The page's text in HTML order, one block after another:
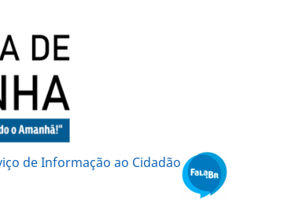
de Informação ao Cidadão